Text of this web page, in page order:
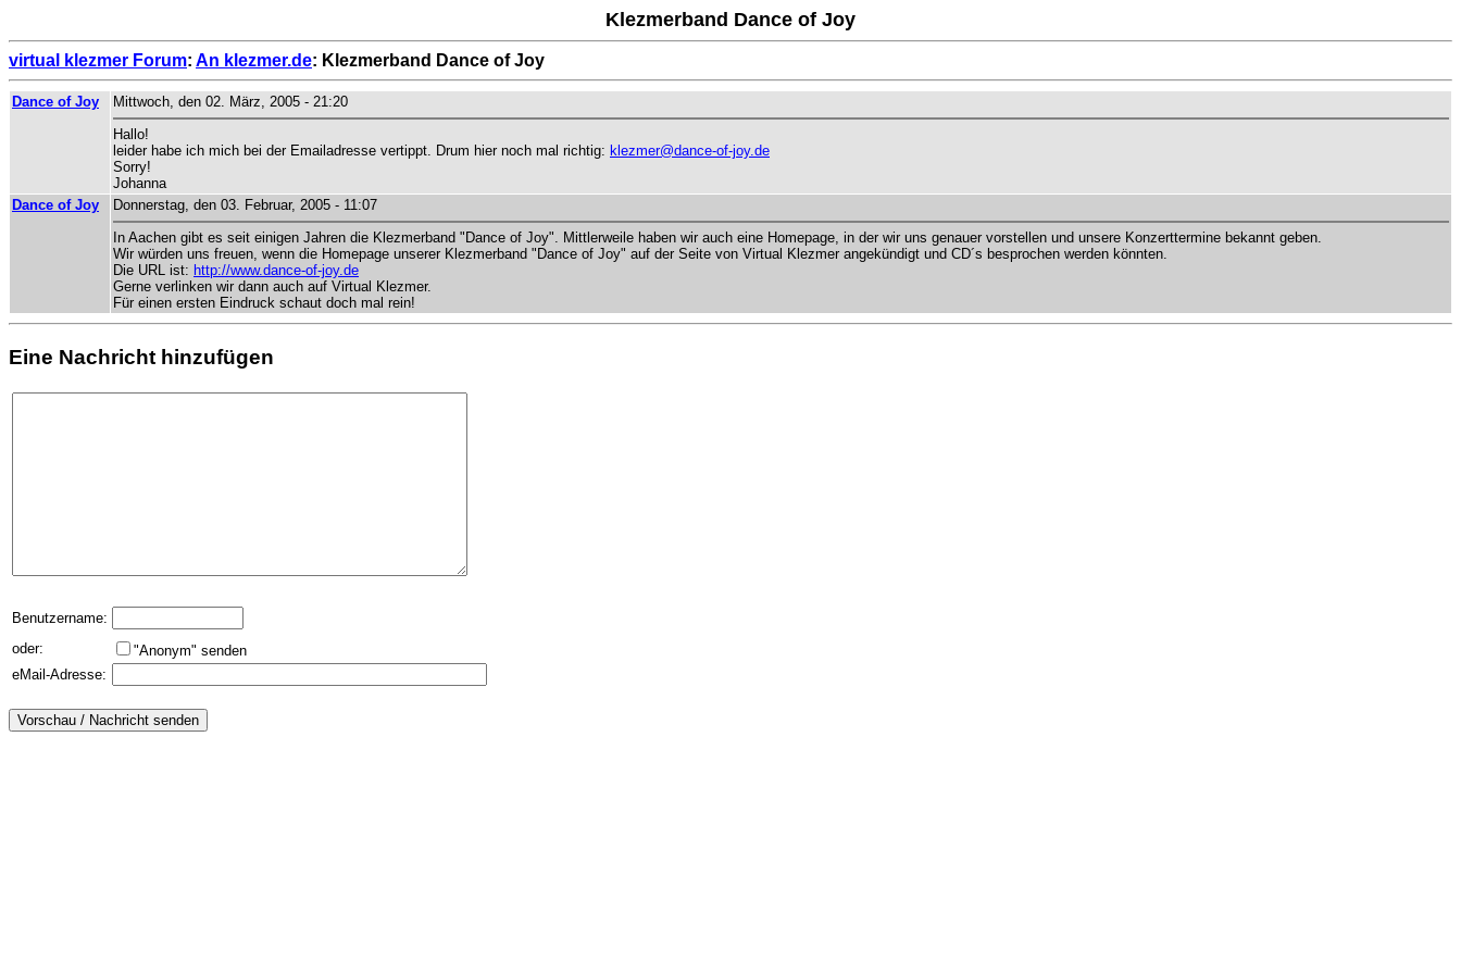
Klezmerband Dance of Joy
virtual klezmer Forum: An klezmer.de: Klezmerband Dance of Joy
Dance of Joy
Mittwoch, den 02. März, 2005 - 21:20
Hallo!
leider habe ich mich bei der Emailadresse vertippt. Drum hier noch mal richtig: klezmer@dance-of-joy.de
Sorry!
Johanna
Dance of Joy
Donnerstag, den 03. Februar, 2005 - 11:07
In Aachen gibt es seit einigen Jahren die Klezmerband "Dance of Joy". Mittlerweile haben wir auch eine Homepage, in der wir uns genauer vorstellen und unsere Konzerttermine bekannt geben.
Wir würden uns freuen, wenn die Homepage unserer Klezmerband "Dance of Joy" auf der Seite von Virtual Klezmer angekündigt und CD´s besprochen werden könnten.
Die URL ist: http://www.dance-of-joy.de
Gerne verlinken wir dann auch auf Virtual Klezmer.
Für einen ersten Eindruck schaut doch mal rein!
Eine Nachricht hinzufügen
Benutzername:
oder:
"Anonym" senden
eMail-Adresse: